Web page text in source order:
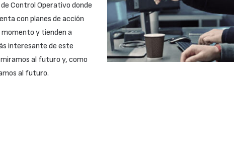
Control Operativo donde
con planes de acción
y tienden a
interesante de este
al futuro y, como
al futuro.